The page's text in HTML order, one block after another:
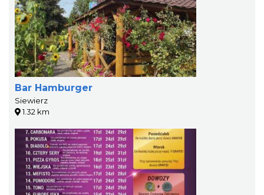
Bar Hamburger
Siewierz
1.32 km